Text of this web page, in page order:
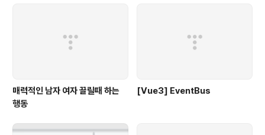
매력적인 남자 여자 끌릴때 하는
행동
[Vue3] EventBus